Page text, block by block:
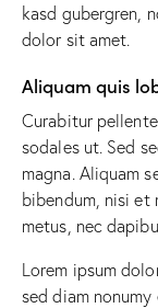
kasd gubergren,
dolor sit amet.
Aliquam quis
Curabitur
sodales ut. Sed
magna. Aliquam
bibendum, nisi
metus, nec
Lorem ipsum
sed diam